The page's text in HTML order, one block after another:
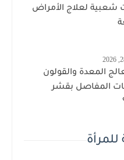
شعبية لعلاج الأمراض
المعدة والقولون
المفاصل بقشر